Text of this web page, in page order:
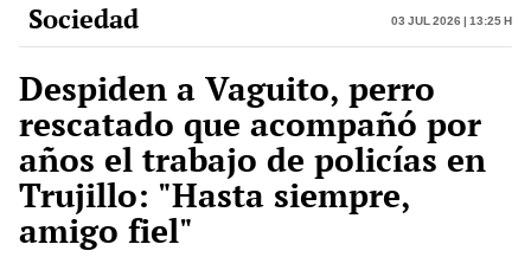
Sociedad 03 Jul 2026 | 13:25 h
Despiden a Vaguito, perro
rescatado que acompañó por
años el trabajo de policías en
Trujillo: "Hasta siempre,
amigo fiel"